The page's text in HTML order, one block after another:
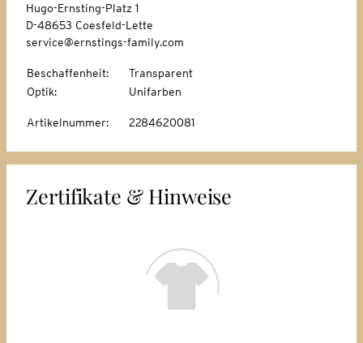
Hugo-Ernsting-Platz 1
D-48653 Coesfeld-Lette
service@ernstings-family.com
Beschaffenheit:
Transparent
Optik: Unifarben
Artikelnummer: 2284620081
Zertifikate & Hinweise